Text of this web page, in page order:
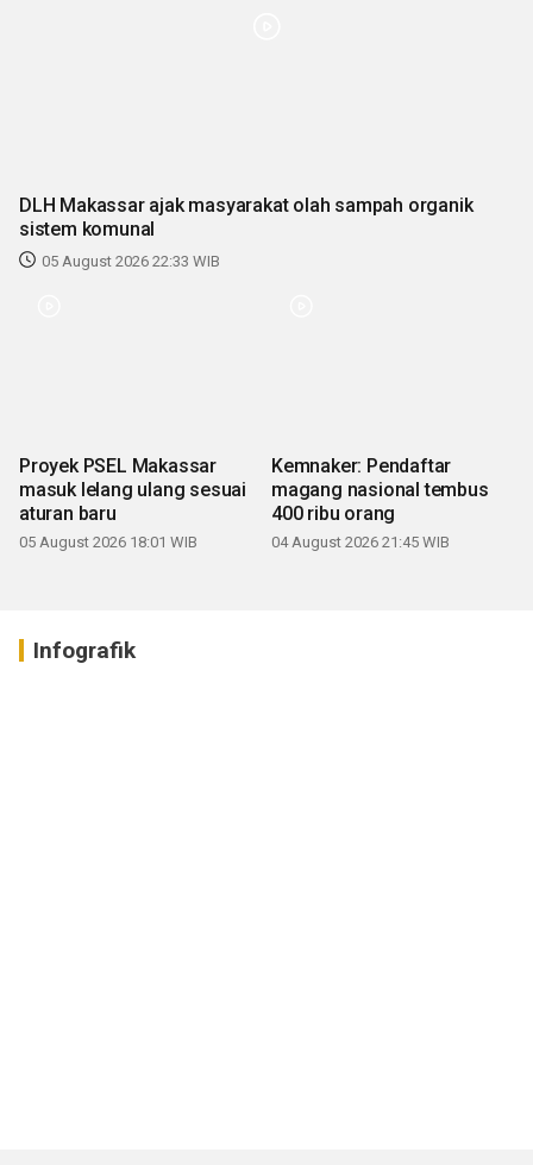
DLH Makassar ajak masyarakat olah sampah organik
sistem komunal
05 August 2026 22:33 WIB
Proyek PSEL Makassar
masuk lelang ulang sesuai
aturan baru
05 August 2026 18:01 WIB
Kemnaker: Pendaftar
magang nasional tembus
400 ribu orang
04 August 2026 21:45 WIB
Infografik